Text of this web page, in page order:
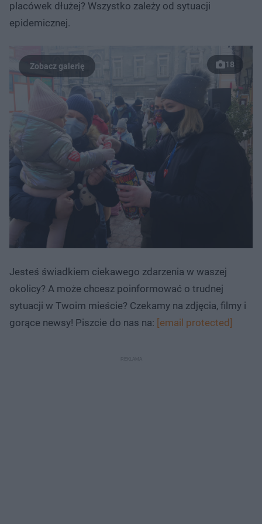
placówek dłużej? Wszystko zależy od sytuacji
epidemicznej.
18
Jesteś świadkiem ciekawego zdarzenia w waszej
okolicy? A może chcesz poinformować o trudnej
sytuacji w Twoim mieście? Czekamy na zdjęcia, filmy i
gorące newsy! Piszcie do nas na: [email protected]